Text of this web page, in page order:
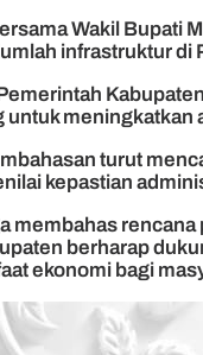
Wakil Bupati
infrastruktur di
turut
kepastian
membahas
berharap
ekonomi bagi